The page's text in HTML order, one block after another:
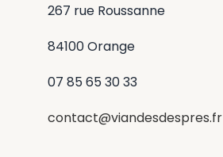
267 rue Roussanne
84100 Orange
07 85 65 30 33
contact@viandesdespres.fr